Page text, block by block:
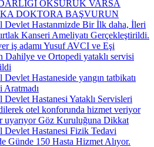
ÖKSÜRÜK VARSA
DOKTORA BAŞVURUN
Devlet Hastanmizde Bir İlk daha, İleri
Kanseri Ameliyatı Gerçekleştirildi.
iş adamı Yusuf AVCI ve Eşi
Dahilye ve Ortopedi yataklı servisi
Devlet Hastaneside yangın tatbikatı
Aratmadı
Devlet Hastanesi Yataklı Servisleri
otel konforunda hizmet veriyor
uyarıyor Göz Kuruluğuna Dikkat
Devlet Hastanesi Fizik Tedavi
Günde 150 Hasta Hizmet Alıyor.